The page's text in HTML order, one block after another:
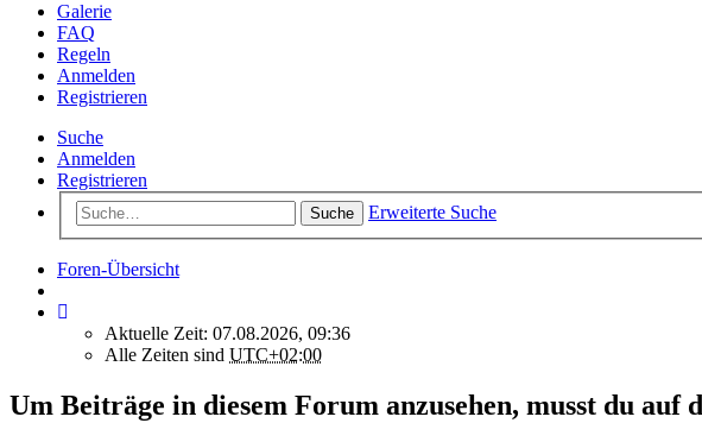
Galerie
FAQ
Regeln
Anmelden
Registrieren
Suche
Anmelden
Registrieren
Suche Erweiterte Suche
Foren-Übersicht
Aktuelle Zeit: 07.08.2026, 09:36
Alle Zeiten sind UTC+02:00
Um Beiträge in diesem Forum anzusehen, musst du